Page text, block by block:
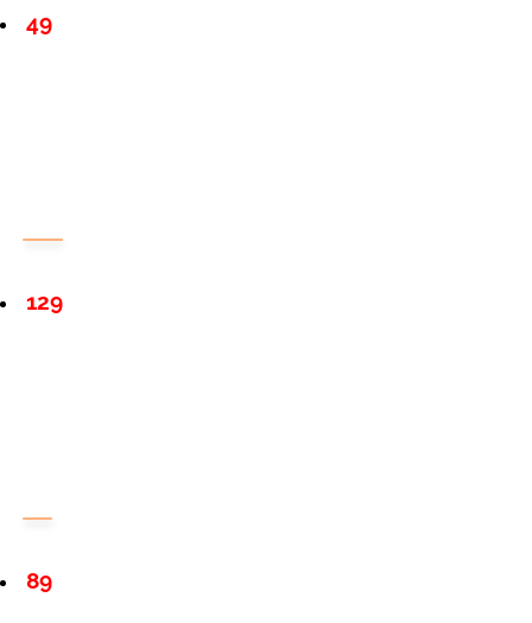
49
129
89